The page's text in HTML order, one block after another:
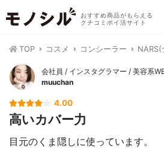
おすすめ商品がもらえる
クチコミポイ活サイト
TOP コスメ コンシーラー
会社員 / インスタグラマー / 美容系
muuchan
4.00
高いカバー力
目元のくま隠しに使っています。